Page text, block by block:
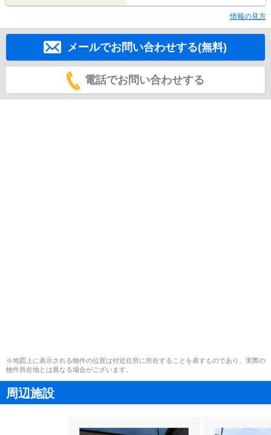
情報の見方
メールでお問い合わせする(無料)
電話でお問い合わせする
※地図上に表示される物件の位置は付近住所に所在することを表すものであり、実際の
物件所在地とは異なる場合がございます。
周辺施設